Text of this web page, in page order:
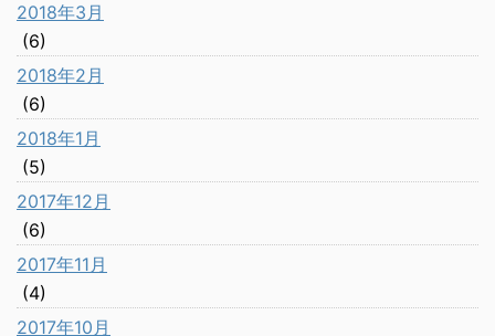
2018年3月
(6)
2018年2月
(6)
2018年1月
(5)
2017年12月
(6)
2017年11月
(4)
2017年10月